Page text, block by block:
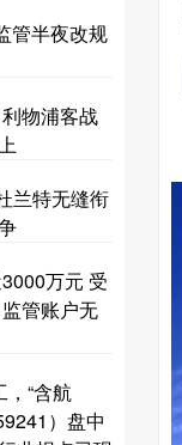
管半夜改规
物浦客战
兰特无缝衔
万元 受
管账户无
“含航
）盘中